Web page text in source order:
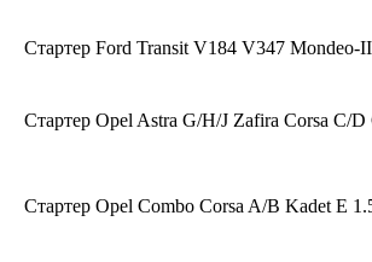
Стартер Ford Transit V184 V347
Стартер Opel Astra G/H/J Zafira Corsa C/
Стартер Opel Combo Corsa A/B Kadet E